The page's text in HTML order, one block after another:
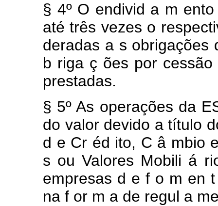
§ 4º O endivid a m
atétrês vezes o
deradas a s obrigações
b riga ç ões por
prestadas.
§ 5ºAs operações da
do valor devido atítulo
d e Cr éd ito, C â mbio
s ouValores Mobili á
empresas d e f o m en
na f or m a de regul a